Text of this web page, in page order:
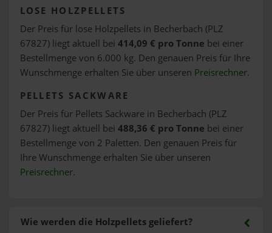
LOSE HOLZPELLETS
Der Preis für lose Holzpellets in Becherbach (PLZ
67827) liegt aktuell bei 414,09 € pro Tonne bei einer
Bestellmenge von 6.000 kg. Den genauen Preis für Ihre
Wunschmenge erhalten Sie über unseren Preisrechner.
PELLETS SACKWARE
Der Preis für Pellets Sackware in Becherbach (PLZ
67827) liegt aktuell bei 488,36 € pro Tonne bei einer
Bestellmenge von 2 Paletten. Den genauen Preis für
Ihre Wunschmenge erhalten Sie über unseren
Preisrechner.
Wie werden die Holzpellets geliefert?